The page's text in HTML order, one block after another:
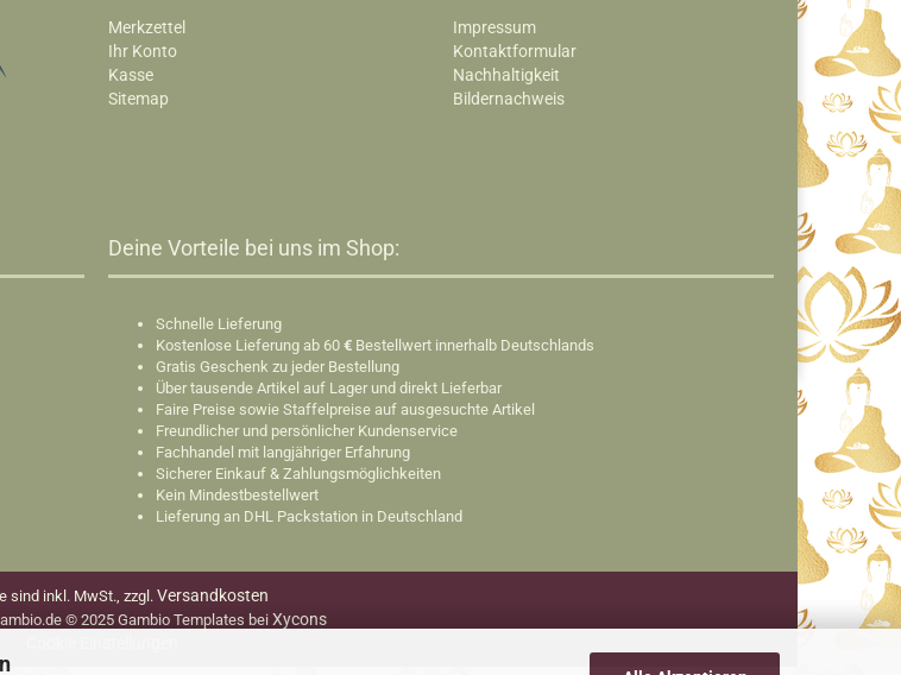
Merkzettel
Ihr Konto
Kasse
Sitemap
Impressum
Kontaktformular
Nachhaltigkeit
Bildernachweis
Deine Vorteile bei uns im Shop:​
Schnelle Lieferung
Kostenlose Lieferung ab 60 € Bestellwert innerhalb Deutschlands
Gratis Geschenk zu jeder Bestellung
Über tausende Artikel auf Lager und direkt Lieferbar
Faire Preise sowie Staffelpreise auf ausgesuchte Artikel
Freundlicher und persönlicher Kundenservice
Fachhandel mit langjähriger Erfahrung
Sicherer Einkauf & Zahlungsmöglichkeiten
Kein Mindestbestellwert
Lieferung an DHL Packstation in Deutschland
sind inkl. MwSt., zzgl. Versandkosten
© 2025 Gambio Templates beiXycons